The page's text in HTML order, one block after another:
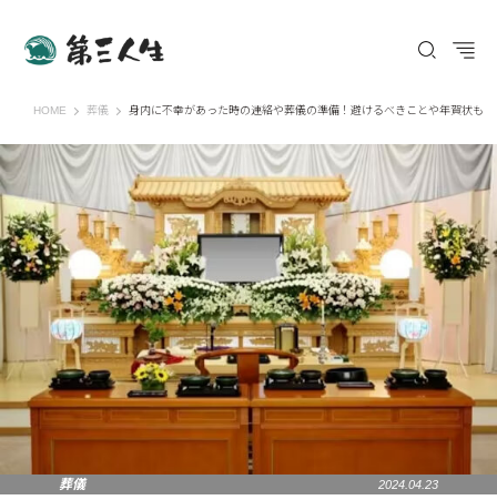
HOME 第三人生 〜寄り道の歩き方〜
葬儀 身内に不幸があった時の連絡や葬儀の準備！避けるべきことや年賀状も
葬儀 2024.04.23